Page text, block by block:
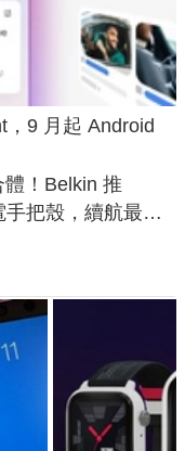
9 月起 Android
！Belkin 推
把殼，續航最高